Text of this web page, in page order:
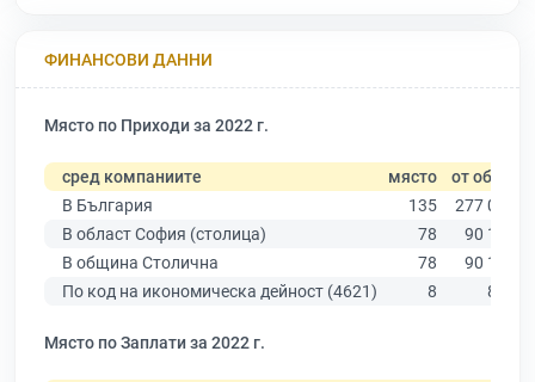
ФИНАНСОВИ ДАННИ
Място по Приходи за 2022 г.
сред компаниите място от общо
В България
135
277 019
В област София (столица)
78
90 178
В община Столична
78
90 178
По код на икономическа дейност (4621)
8 857
Място по Заплати за 2022 г.